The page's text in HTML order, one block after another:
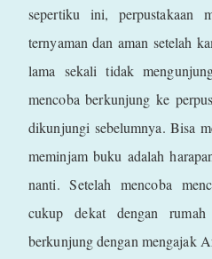
sepertiku ini, perpustakaan
ternyaman dan aman setelah
lama sekali tidak
mencoba berkunjung ke
dikunjungi sebelumnya. Bisa
meminjam buku adalah
nanti. Setelah mencoba
cukup dekat dengan
berkunjung dengan mengajak